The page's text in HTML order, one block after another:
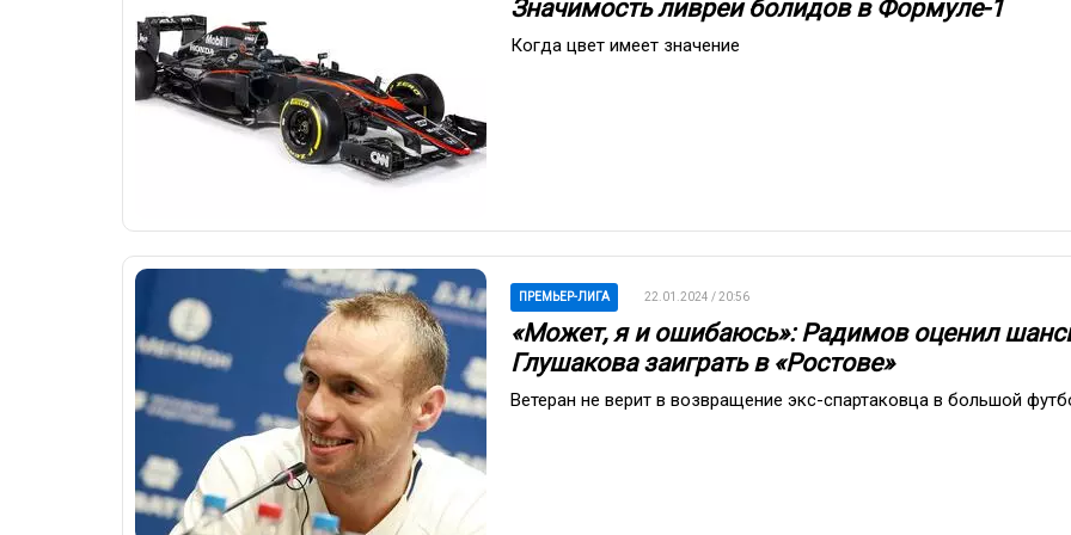
Значимость ливреи болидов в Формуле-1
Когда цвет имеет значение
ПРЕМЬЕР-ЛИГА 22.01.2024 / 20:56
«Может, я и ошибаюсь»: Радимов оценил
Глушакова заиграть в «Ростове»
Ветеран не верит в возвращение экс-спартаковца в большой